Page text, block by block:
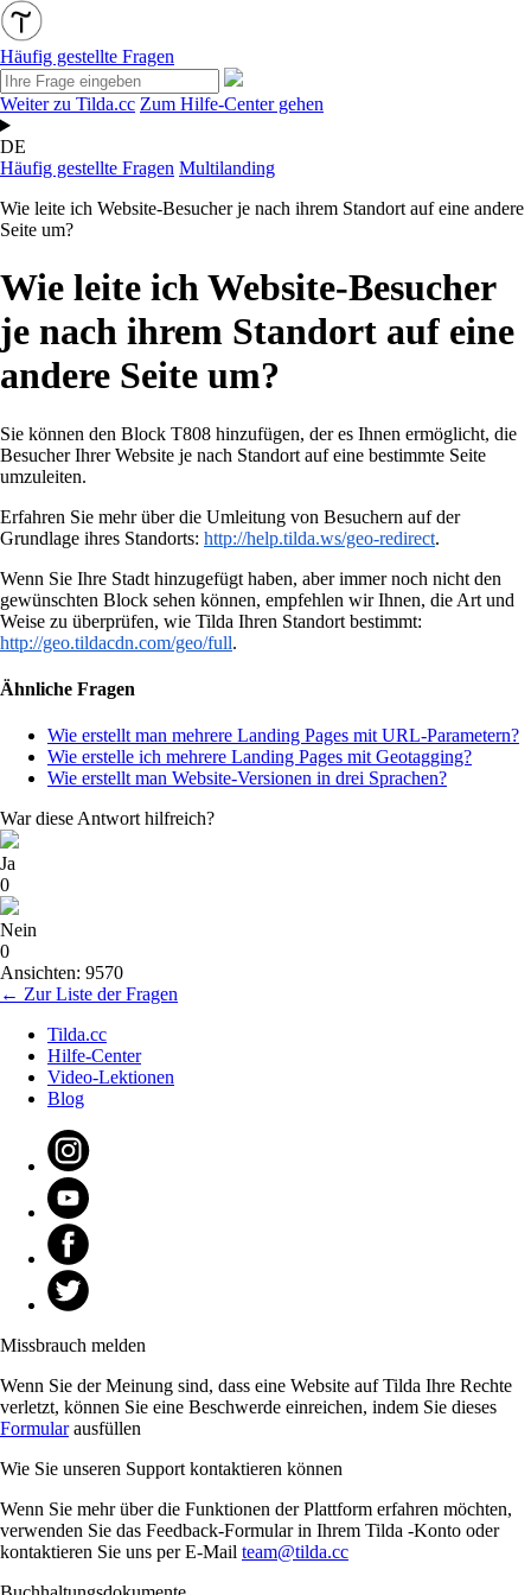
Häufig gestellte Fragen
Weiter zu Tilda.cc Zum Hilfe-Center gehen
DE
Häufig gestellte Fragen Multilanding
Wie leite ich Website-Besucher je nach ihrem Standort auf eine andere
Seite um?
Wie leite ich Website-Besucher
je nach ihrem Standort auf eine
andere Seite um?
Sie können den Block T808 hinzufügen, der es Ihnen ermöglicht, die
Besucher Ihrer Website je nach Standort auf eine bestimmte Seite
umzuleiten.
Erfahren Sie mehr über die Umleitung von Besuchern auf der
Grundlage ihres Standorts: http://help.tilda.ws/geo-redirect.
Wenn Sie Ihre Stadt hinzugefügt haben, aber immer noch nicht den
gewünschten Block sehen können, empfehlen wir Ihnen, die Art und
Weise zu überprüfen, wie Tilda Ihren Standort bestimmt:
http://geo.tildacdn.com/geo/full.
Ähnliche Fragen
Wie erstellt man mehrere Landing Pages mit URL-Parametern?
Wie erstelle ich mehrere Landing Pages mit Geotagging?
Wie erstellt man Website-Versionen in drei Sprachen?
War diese Antwort hilfreich?
Ja
0
Nein
0
Ansichten: 9570
← Zur Liste der Fragen
Tilda.cc
Hilfe-Center
Video-Lektionen
Blog
Missbrauch melden
Wenn Sie der Meinung sind, dass eine Website auf Tilda Ihre Rechte
verletzt, können Sie eine Beschwerde einreichen, indem Sie dieses
Formularausfüllen
Wie Sie unseren Support kontaktieren können
Wenn Sie mehr über die Funktionen der Plattform erfahren möchten,
verwenden Sie das Feedback-Formular in Ihrem Tilda -Konto oder
kontaktieren Sie uns per E-Mail team@tilda.cc